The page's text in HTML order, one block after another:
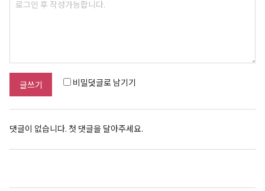
글쓰기 비밀덧글로 남기기
댓글이 없습니다. 첫 댓글을 달아주세요.